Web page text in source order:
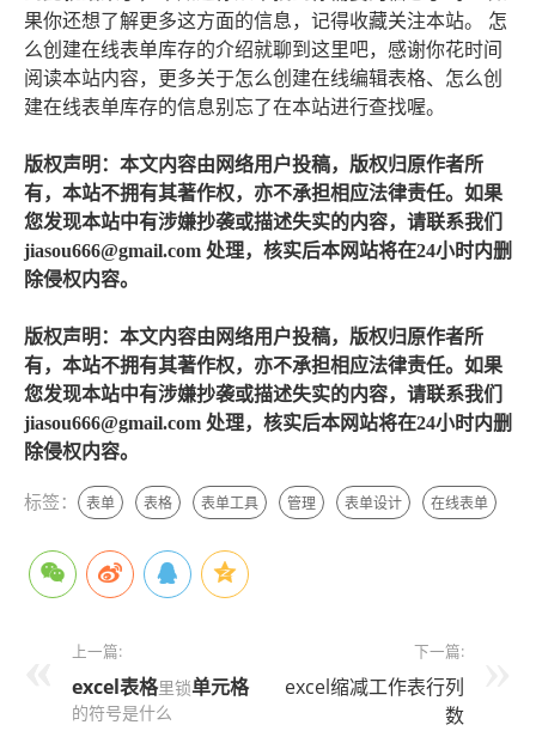
果你还想了解更多这方面的信息，记得收藏关注本站。 怎
么创建在线表单库存的介绍就聊到这里吧，感谢你花时间
阅读本站内容，更多关于怎么创建在线编辑表格、怎么创
建在线表单库存的信息别忘了在本站进行查找喔。
版权声明：本文内容由网络用户投稿，版权归原作者所
有，本站不拥有其著作权，亦不承担相应法律责任。如果
您发现本站中有涉嫌抄袭或描述失实的内容，请联系我们
jiasou666@gmail.com 处理，核实后本网站将在24小时内删
除侵权内容。
版权声明：本文内容由网络用户投稿，版权归原作者所
有，本站不拥有其著作权，亦不承担相应法律责任。如果
您发现本站中有涉嫌抄袭或描述失实的内容，请联系我们
jiasou666@gmail.com 处理，核实后本网站将在24小时内删
除侵权内容。
标签： 表单 表格 表单工具 管理 表单设计 在线表单
上一篇:
excel表格里锁单元格
的符号是什么
下一篇:
excel缩减工作表行列
数